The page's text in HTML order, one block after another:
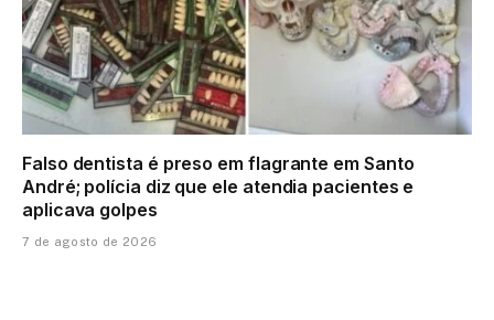
Falso dentista é preso em flagrante em Santo
André; polícia diz que ele atendia pacientes e
aplicava golpes
7 de agosto de 2026